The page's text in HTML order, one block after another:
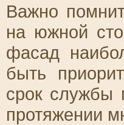
Важно
на южной
фасад
быть
срок службы
протяжении